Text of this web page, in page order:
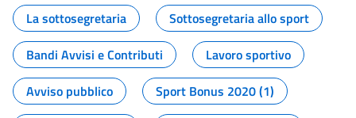
La sottosegretaria
Sottosegretaria allo sport
Bandi Avvisi e Contributi
Lavoro sportivo
Avviso pubblico
Sport Bonus 2020 (1)